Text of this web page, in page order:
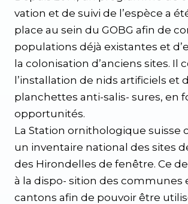
vation et de suivi de l’espèce a
place au sein du GOBG afin de
populations déjà existantes et
la colonisation d’anciens sites. Il
l’installation de nids artificiels et
planchettes anti-salis- sures, en
opportunités.
La Station ornithologique suisse
un inventaire national des sites
des Hirondelles de fenêtre. Ce
à la dispo- sition des communes
cantons afin de pouvoir être